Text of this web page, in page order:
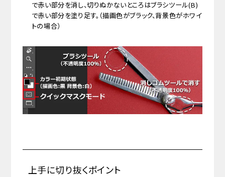
で赤い部分を消し、切りぬかないところはブラシツール(B)
で赤い部分を塗り足す。（描画色がブラック、背景色がホワイ
トの場合）
上手に切り抜くポイント